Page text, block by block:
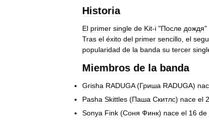
Historia
El primer single de Kit-i "После дождя"
Tras el éxito del primer sencillo el
popularidad de la banda su tercer
Miembros de la banda
Grisha RADUGA(Гриша RADUGA)
Pasha Skittles (Паша Скитлс) nace el
Sonya Fink (Соня Финк) nace el 16 de